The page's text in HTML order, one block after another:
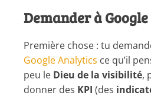
Demander à
Première chose : tu
Google Analytics ce qu’il
peu le Dieu de la visibilité,
donner des KPI (des